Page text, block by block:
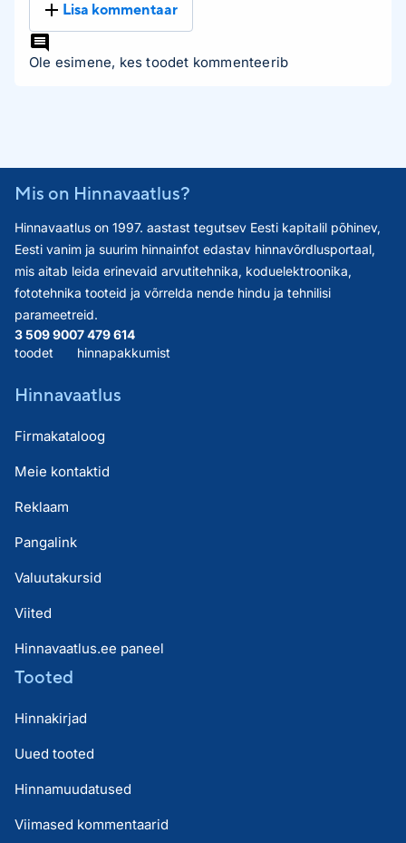
Lisa kommentaar
Ole esimene, kes toodet kommenteerib
Mis on Hinnavaatlus?
Hinnavaatlus on 1997. aastast tegutsev Eesti kapitalil põhinev,
Eesti vanim ja suurim hinnainfot edastav hinnavõrdlusportaal,
mis aitab leida erinevaid arvutitehnika, koduelektroonika,
fototehnika tooteid ja võrrelda nende hindu ja tehnilisi
parameetreid.
3 509 900
toodet
7 479 614
hinnapakkumist
Hinnavaatlus
Firmakataloog
Meie kontaktid
Reklaam
Pangalink
Valuutakursid
Viited
Hinnavaatlus.ee paneel
Tooted
Hinnakirjad
Uued tooted
Hinnamuudatused
Viimased kommentaarid